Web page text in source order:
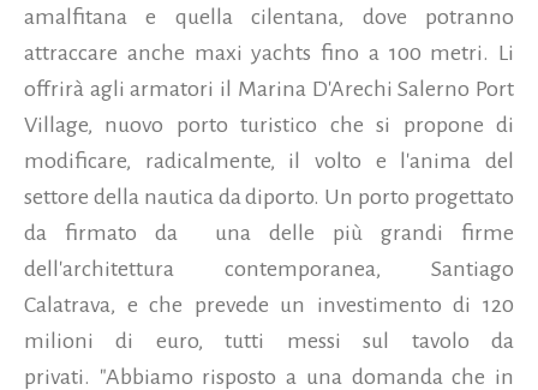
amalfitana e quella cilentana, dove potranno
attraccare anche maxi yachts fino a 100 metri. Li
offrirà agli armatori il Marina D'Arechi Salerno Port
Village, nuovo porto turistico che si propone di
modificare, radicalmente, il volto e l'anima del
settore della nautica da diporto. Un porto progettato
da firmato da una delle più grandi firme
dell'architettura contemporanea, Santiago
Calatrava, e che prevede un investimento di 120
milioni di euro, tutti messi sul tavolo da
privati. "Abbiamo risposto a una domanda che in